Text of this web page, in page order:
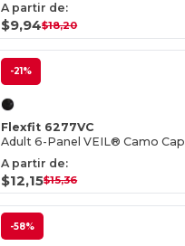
A partir de:
$9,94$18,20
-21%
Flexfit 6277VC
Adult 6-Panel VEIL® Camo Cap
A partir de:
$12,15$15,36
-58%